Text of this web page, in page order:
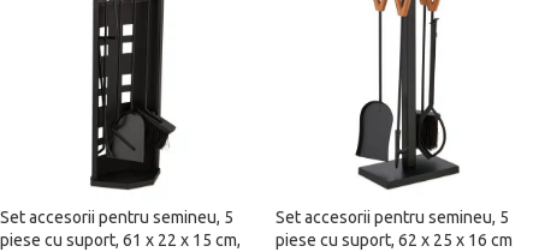
Set accesorii pentru semineu, 5
piese cu suport, 61 x 22 x 15 cm,
Set accesorii pentru semineu, 5
piese cu suport, 62 x 25 x 16 cm